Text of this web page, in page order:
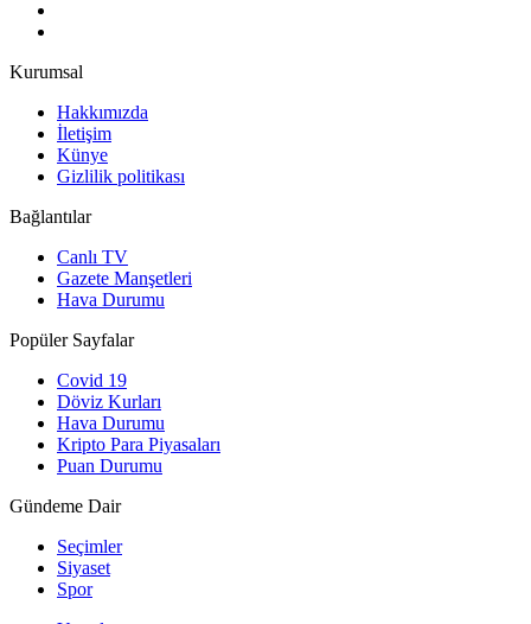
Kurumsal
Hakkımızda
İletişim
Künye
Gizlilik politikası
Bağlantılar
Canlı TV
Gazete Manşetleri
Hava Durumu
Popüler Sayfalar
Covid 19
Döviz Kurları
Hava Durumu
Kripto Para Piyasaları
Puan Durumu
Gündeme Dair
Seçimler
Siyaset
Spor